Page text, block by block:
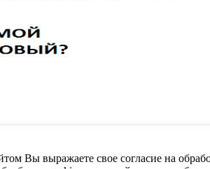
Вы выражаете свое согласие на